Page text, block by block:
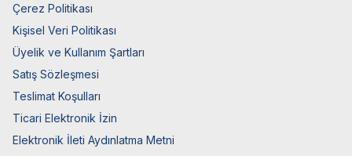
Çerez Politikası
Kişisel Veri Politikası
Üyelik ve Kullanım Şartları
Satış Sözleşmesi
Teslimat Koşulları
Ticari Elektronik İzin
Elektronik İleti Aydınlatma Metni